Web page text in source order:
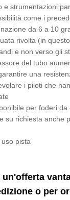
e strumentazioni
come i
da 6 a 10
rivolta (in
e non verso gli
del tubo
una
i piloti che
per foderi
su richiesta anche
uso pista
un'offerta
o per